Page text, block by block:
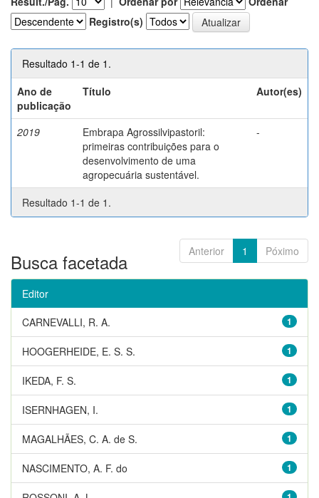
Registro(s)
Resultado 1-1 de 1.
Ano de
publicação
Título Autor(es)
2019
Embrapa Agrossilvipastoril:
primeiras contribuições para o
desenvolvimento de uma
agropecuária sustentável.
-
Resultado 1-1 de 1.
Anterior 1 Póximo
Busca facetada
Editor
1
CARNEVALLI, R. A.
1
HOOGERHEIDE, E. S. S.
1
IKEDA, F. S.
1
ISERNHAGEN, I.
1
MAGALHÃES, C. A. de S.
1
NASCIMENTO, A. F. do